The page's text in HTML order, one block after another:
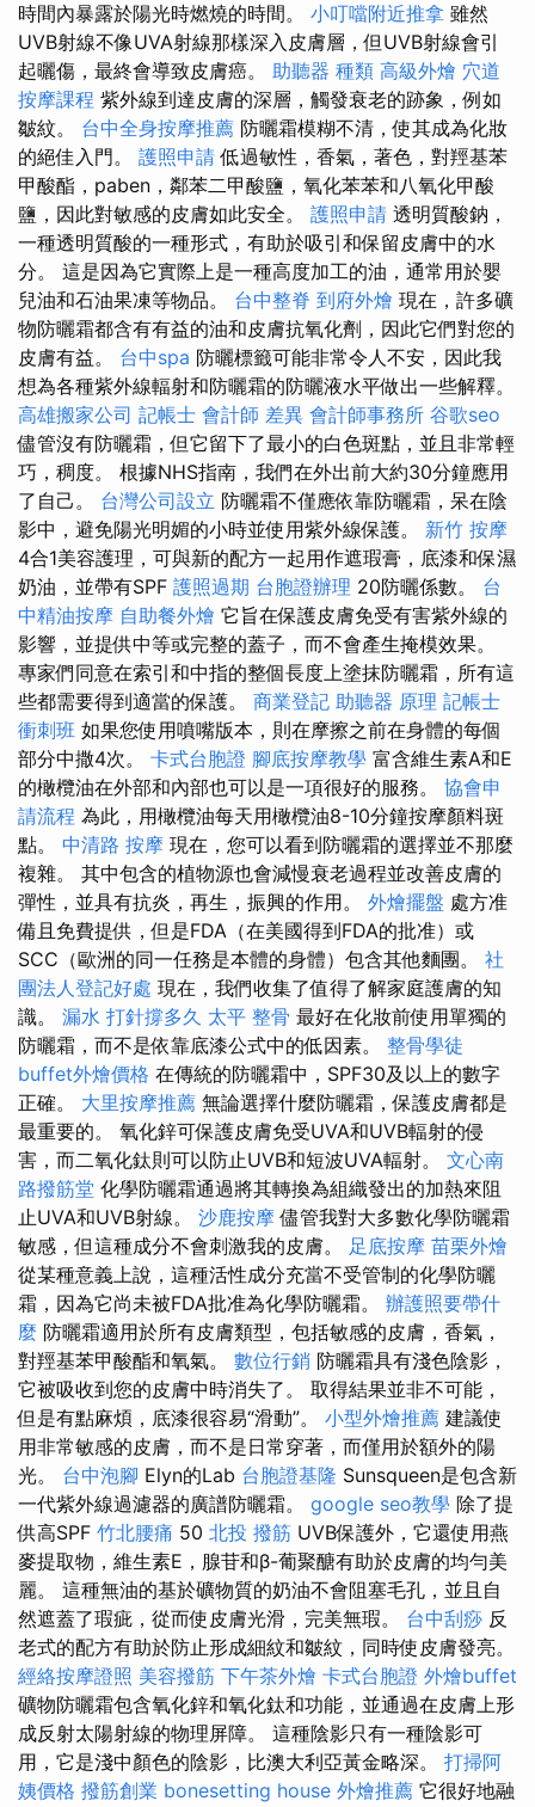
時間內暴露於陽光時燃燒的時間。 小叮噹附近推拿 雖然
UVB射線不像UVA射線那樣深入皮膚層，但UVB射線會引
起曬傷，最終會導致皮膚癌。 助聽器 種類 高級外燴 穴道
按摩課程 紫外線到達皮膚的深層，觸發衰老的跡象，例如
皺紋。 台中全身按摩推薦 防曬霜模糊不清，使其成為化妝
的絕佳入門。 護照申請 低過敏性，香氣，著色，對羥基苯
甲酸酯，paben，鄰苯二甲酸鹽，氧化苯苯和八氧化甲酸
鹽，因此對敏感的皮膚如此安全。 護照申請 透明質酸鈉，
一種透明質酸的一種形式，有助於吸引和保留皮膚中的水
分。 這是因為它實際上是一種高度加工的油，通常用於嬰
兒油和石油果凍等物品。 台中整脊 到府外燴 現在，許多礦
物防曬霜都含有有益的油和皮膚抗氧化劑，因此它們對您的
皮膚有益。 台中spa 防曬標籤可能非常令人不安，因此我
想為各種紫外線輻射和防曬霜的防曬液水平做出一些解釋。
高雄搬家公司 記帳士 會計師 差異 會計師事務所 谷歌seo
儘管沒有防曬霜，但它留下了最小的白色斑點，並且非常輕
巧，稠度。 根據NHS指南，我們在外出前大約30分鐘應用
了自己。 台灣公司設立 防曬霜不僅應依靠防曬霜，呆在陰
影中，避免陽光明媚的小時並使用紫外線保護。 新竹 按摩
4合1美容護理，可與新的配方一起用作遮瑕膏，底漆和保濕
奶油，並帶有SPF 護照過期 台胞證辦理 20防曬係數。 台
中精油按摩 自助餐外燴 它旨在保護皮膚免受有害紫外線的
影響，並提供中等或完整的蓋子，而不會產生掩模效果。
專家們同意在索引和中指的整個長度上塗抹防曬霜，所有這
些都需要得到適當的保護。 商業登記 助聽器 原理 記帳士
衝刺班 如果您使用噴嘴版本，則在摩擦之前在身體的每個
部分中撒4次。 卡式台胞證 腳底按摩教學 富含維生素A和E
的橄欖油在外部和內部也可以是一項很好的服務。 協會申
請流程 為此，用橄欖油每天用橄欖油8-10分鐘按摩顏料斑
點。 中清路 按摩 現在，您可以看到防曬霜的選擇並不那麼
複雜。 其中包含的植物源也會減慢衰老過程並改善皮膚的
彈性，並具有抗炎，再生，振興的作用。 外燴擺盤 處方准
備且免費提供，但是FDA（在美國得到FDA的批准）或
SCC（歐洲的同一任務是本體的身體）包含其他麵團。 社
團法人登記好處 現在，我們收集了值得了解家庭護膚的知
識。 漏水 打針撐多久 太平 整骨 最好在化妝前使用單獨的
防曬霜，而不是依靠底漆公式中的低因素。 整骨學徒
buffet外燴價格 在傳統的防曬霜中，SPF30及以上的數字
正確。 大里按摩推薦 無論選擇什麼防曬霜，保護皮膚都是
最重要的。 氧化鋅可保護皮膚免受UVA和UVB輻射的侵
害，而二氧化鈦則可以防止UVB和短波UVA輻射。 文心南
路撥筋堂 化學防曬霜通過將其轉換為組織發出的加熱來阻
止UVA和UVB射線。 沙鹿按摩 儘管我對大多數化學防曬霜
敏感，但這種成分不會刺激我的皮膚。 足底按摩 苗栗外燴
從某種意義上說，這種活性成分充當不受管制的化學防曬
霜，因為它尚未被FDA批准為化學防曬霜。 辦護照要帶什
麼 防曬霜適用於所有皮膚類型，包括敏感的皮膚，香氣，
對羥基苯甲酸酯和氧氣。 數位行銷 防曬霜具有淺色陰影，
它被吸收到您的皮膚中時消失了。 取得結果並非不可能，
但是有點麻煩，底漆很容易“滑動”。 小型外燴推薦 建議使
用非常敏感的皮膚，而不是日常穿著，而僅用於額外的陽
光。 台中泡腳 Elyn的Lab 台胞證基隆 Sunsqueen是包含新
一代紫外線過濾器的廣譜防曬霜。 google seo教學 除了提
供高SPF 竹北腰痛 50 北投 撥筋 UVB保護外，它還使用燕
麥提取物，維生素E，腺苷和β-葡聚醣有助於皮膚的均勻美
麗。 這種無油的基於礦物質的奶油不會阻塞毛孔，並且自
然遮蓋了瑕疵，從而使皮膚光滑，完美無瑕。 台中刮痧 反
老式的配方有助於防止形成細紋和皺紋，同時使皮膚發亮。
經絡按摩證照 美容撥筋 下午茶外燴 卡式台胞證 外燴buffet
礦物防曬霜包含氧化鋅和氧化鈦和功能，並通過在皮膚上形
成反射太陽射線的物理屏障。 這種陰影只有一種陰影可
用，它是淺中顏色的陰影，比澳大利亞黃金略深。 打掃阿
姨價格 撥筋創業 bonesetting house 外燴推薦 它很好地融